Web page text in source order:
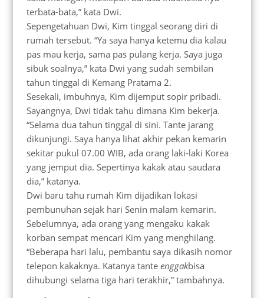
terbata-bata,” kata Dwi.
Sepengetahuan Dwi, Kim tinggal seorang diri di
rumah tersebut. “Ya saya hanya ketemu dia kalau
pas mau kerja, sama pas pulang kerja. Saya juga
sibuk soalnya,” kata Dwi yang sudah sembilan
tahun tinggal di Kemang Pratama 2.
Sesekali, imbuhnya, Kim dijemput sopir pribadi.
Sayangnya, Dwi tidak tahu dimana Kim bekerja.
“Selama dua tahun tinggal di sini. Tante jarang
dikunjungi. Saya hanya lihat akhir pekan kemarin
sekitar pukul 07.00 WIB, ada orang laki-laki Korea
yang jemput dia. Sepertinya kakak atau saudara
dia,” katanya.
Dwi baru tahu rumah Kim dijadikan lokasi
pembunuhan sejak hari Senin malam kemarin.
Sebelumnya, ada orang yang mengaku kakak
korban sempat mencari Kim yang menghilang.
“Beberapa hari lalu, pembantu saya dikasih nomor
telepon kakaknya. Katanya tante enggakbisa
dihubungi selama tiga hari terakhir,” tambahnya.